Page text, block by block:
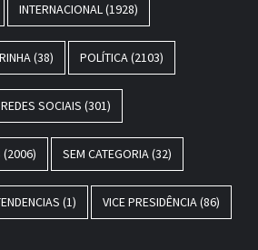
INTERNACIONAL(1928)
(38) POLÍTICA(2103)
REDES SOCIAIS (301)
(2006) SEM CATEGORIA(32)
(1) VICE PRESIDÊNCIA(86)